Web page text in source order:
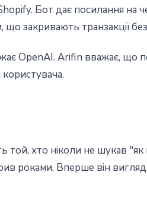
Бот дає посилання на
закривають транзакції
OpenAI. Arifin вважає, що
той, хто ніколи не шукав
роками. Вперше він